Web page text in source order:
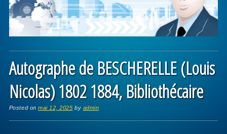
Autographe de BESCHERELLE (Louis
Nicolas) 1802 1884, Bibliothécaire
Posted onmai 12, 2025 by admin